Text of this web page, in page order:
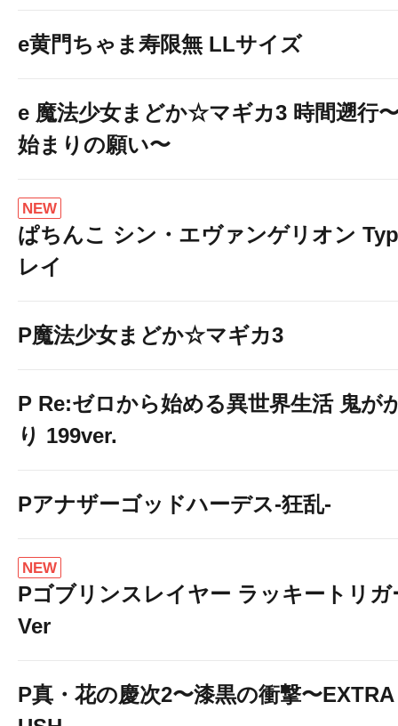
e黄門ちゃま寿限無 LLサイズ
e 魔法少女まどか☆マギカ3 時間遡行
始まりの願い〜
NEW
ぱちんこ シン・エヴァンゲリオン
レイ
P魔法少女まどか☆マギカ3
P Re:ゼロから始める異世界生活 鬼が
り 199ver.
Pアナザーゴッドハーデス-狂乱-
NEW
Pゴブリンスレイヤー ラッキートリガ
Ver
P真・花の慶次2〜漆黒の衝撃〜EXTRA